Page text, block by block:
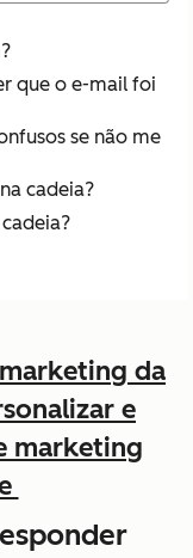
que o e-mail foi
se não me
cadeia?
da
e
marketing